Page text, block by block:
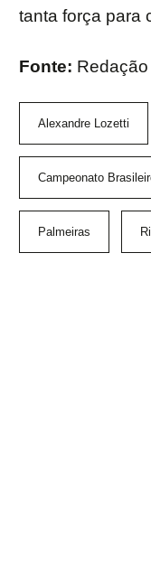
tanta força para
Fonte:
Alexandre Lozetti
Campeonato
Palmeiras